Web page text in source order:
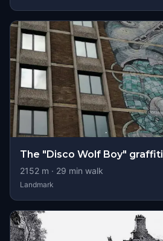
The "Disco Wolf Boy" graffiti
2152 m · 29 min walk
Landmark